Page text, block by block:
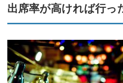
出席率が高ければ行っ